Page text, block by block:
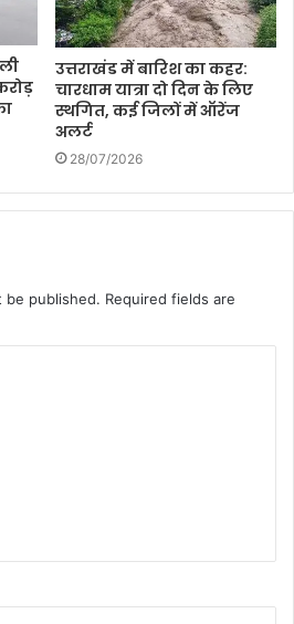
उत्तराखंड में बारिश का कहर:
चारधाम यात्रा दो दिन के लिए
स्थगित, कई जिलों में ऑरेंज
अलर्ट
28/07/2026
be published. Required fields are